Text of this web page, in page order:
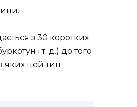
з 30 коротких
і т. д.) до того
яких цей тип